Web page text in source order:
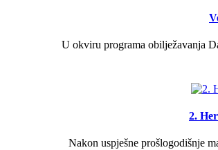
U okviru programa obilježavanja
2.
Nakon uspješne prošlogodišnje